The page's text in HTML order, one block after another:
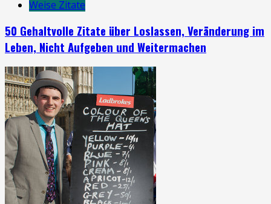
Weise Zitate
50 Gehaltvolle Zitate über Loslassen, Veränderung im
Leben, Nicht Aufgeben und Weitermachen